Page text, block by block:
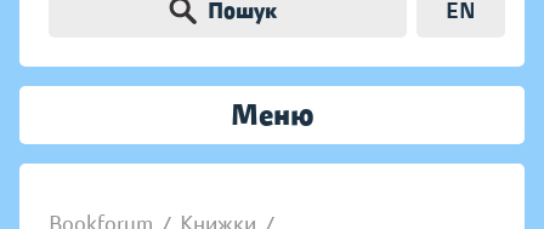
Пошук EN
Меню